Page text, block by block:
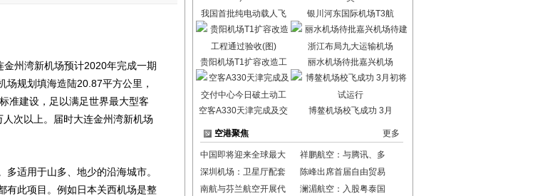
湾新机场预计2020年完成一期
规划填海造陆20.87平方公里，
准建设，足以满足世界最大型客
次以上。届时大连金州湾新机场
适用于山多、地少的沿海城市。
有此项目。例如日本关西机场是整
我国首批纯电动载人飞 银川河东国际机场T3航
贵阳机场T1扩容改造工 丽水机场待批嘉兴机场
空客A330天津完成及交 博鳌机场校飞成功 3月
空港聚焦 更多
中国即将迎来全球最大
祥鹏航空：与腾讯、多
深圳机场：卫星厅配套
陈峰出席首届自由贸易
南航与芬兰航空开展代
澜湄航空：入股粤泰国